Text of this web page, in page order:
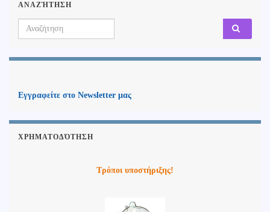
ΑΝΑΖΉΤΗΣΗ
Search for:
Εγγραφείτε στο Newsletter μας
ΧΡΗΜΑΤΟΔΌΤΗΣΗ
Τρόποι υποστήριξης!